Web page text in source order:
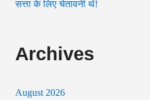
सत्ता के लिए चेतावनी थे!
Archives
August 2026